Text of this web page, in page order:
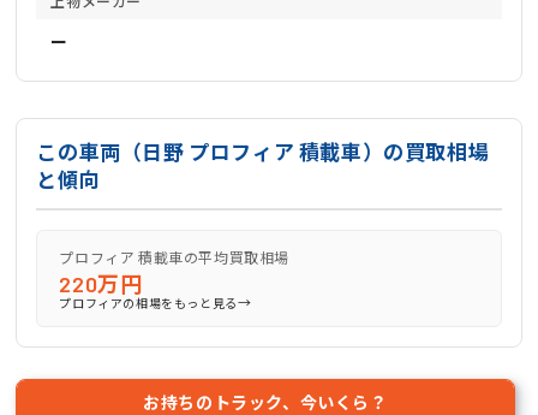
ー
この車両（日野 プロフィア 積載車）の買取相場
と傾向
プロフィア 積載車の平均買取相場
220万円
プロフィアの相場をもっと見る→
お持ちのトラック、今いくら？